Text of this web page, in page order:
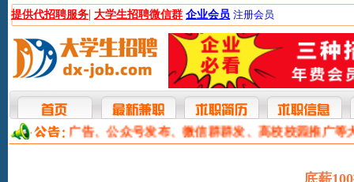
提供代招聘服务| 大学生招聘微信群 企业会员 注册会员
网提供网站广告、公众号发布、微信群群发、高校校园推广
底薪